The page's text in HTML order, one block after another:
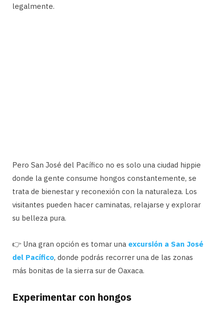
legalmente.
Pero San José del Pacífico no es solo una ciudad hippie
donde la gente consume hongos constantemente, se
trata de bienestar y reconexión con la naturaleza. Los
visitantes pueden hacer caminatas, relajarse y explorar
su belleza pura.
👉 Una gran opción es tomar una excursión a San José
del Pacífico, donde podrás recorrer una de las zonas
más bonitas de la sierra sur de Oaxaca.
Experimentar con hongos